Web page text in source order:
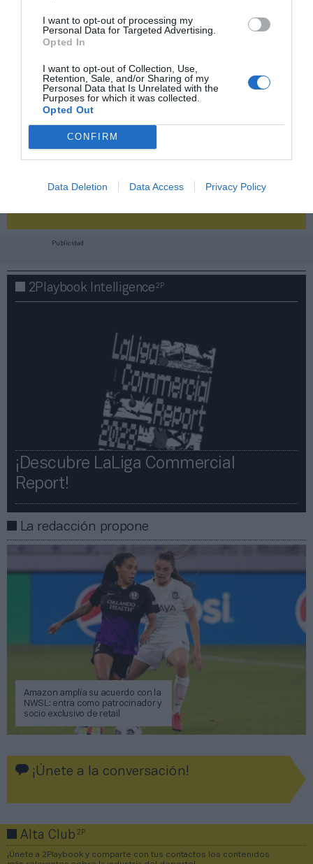
I want to opt-out of processing my
Personal Data for Targeted Advertising.
Opted In
I want to opt-out of Collection, Use,
Retention, Sale, and/or Sharing of my
Personal Data that Is Unrelated with the
Purposes for which it was collected.
Opted Out
CONFIRM
Data Deletion Data Access Privacy Policy
¡Haz click aquí y accede sin límites a contenidos
Publicidad
2Playbook Intelligence2P
¡Descubre LaLiga Commercial
Report!​​
La redacción propone
Amazon amplía su acuerdo con la
NWSL: entra como patrocinador y
socio exclusivo de retail
¡Únete a la conversación!
Alta Club2P
¡Únete a 2Playbook y comparte con tus contactos los contenidos